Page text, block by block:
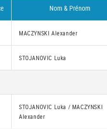
Nom & Prénom
MACZYNSKI Alexander
STOJANOVIC Luka
STOJANOVIC Luka / MACZYNSKI
Alexander